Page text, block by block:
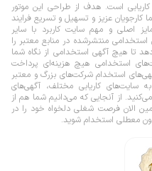
است. هدف از طراحی این موتور
عزیز و تسهیل و تسریع فرایند
اصلی و مهم سایت کاربرد با سایر
منتشرشده در منابع معتبر را
تا هیچ آگهی استخدامی از نگاه شما
استخدامی هیچ هزینه‌ای پرداخت
استخدام شرکت‌های بزرگ و معتبر
سایت‌های کاریابی مختلف، آگهی‌های
از آنجایی که می‌دانیم شما هم از
الان فرصت شغلی دلخواه خود را در
معطلی استخدام شوید.